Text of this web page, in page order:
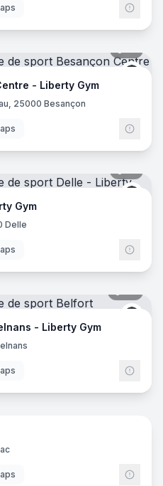
- Liberty Gym
25000 Besançon
Gym
Delle
- Liberty Gym
17